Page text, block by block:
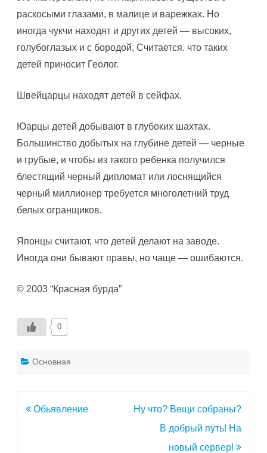
раскосыми глазами, в малице и варежках. Но
иногда чукчи находят и других детей — высоких,
голубоглазых и с бородой, Считается. что таких
детей приносит Геолог.
Швейцарцы находят детей в сейфах.
Юарцы детей добывают в глубоких шахтах.
Большинство добытых на глубине детей — черные
и грубые, и чтобы из такого ребенка получился
блестящий черный дипломат или лоснящийся
черный миллионер требуется многолетний труд
белых огранщиков.
Японцы считают, что детей делают на заводе.
Иногда они бывают правы, но чаще — ошибаются.
© 2003 “Красная бурда”
0
Основная
Навигация
Обьявление
Ну что? Вещи собраны?
В добрый путь! На
новый сервер!